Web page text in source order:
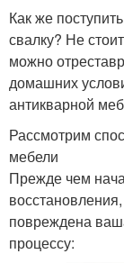
Как же
свалку? Не
можно
домашних
антикварной
Рассмотрим
мебели
Прежде чем
повреждена
процессу: